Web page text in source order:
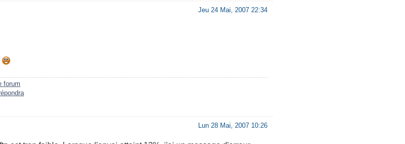
Jeu 24 Mai, 2007 22:34
forum
Lun 28 Mai, 2007 10:26